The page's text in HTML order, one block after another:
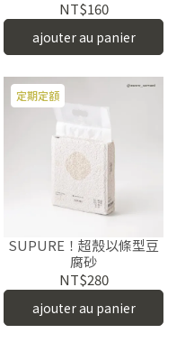
NT$160
ajouter au panier
定期定額
SUPURE！超殼以條型豆
腐砂
NT$280
ajouter au panier